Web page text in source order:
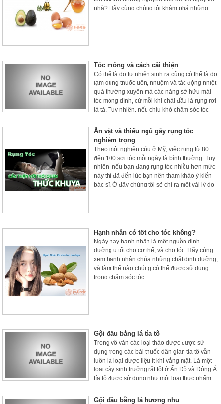
nhà? Hãy cùng chúng tôi khám phá những
Tóc mỏng và cách cải thiện
Có thể là do tự nhiên sinh ra cũng có thể là do
lạm dụng thuốc uốn, nhuộm và tác động nhiệt
quá thường xuyên mà các nàng sở hữu mái
tóc mỏng dính, cứ mỗi khi chải đầu là rụng rơi
lả tả. Tuy nhiên, nếu chịu khó chăm sóc tóc
nàng sẽ có được mái tóc chắc khỏe và dày
mượt hơn hẳn.
Ăn vặt và thiếu ngủ gây rụng tóc
nghiêm trọng
Theo một nghiên cứu ở Mỹ, việc rụng từ 80
đến 100 sợi tóc mỗi ngày là bình thường. Tuy
nhiên, nếu bạn đang rụng tóc nhiều hơn mức
này thì đã đến lúc bạn nên tham khảo ý kiến
bác sĩ. Ở đây chúng tôi sẽ chỉ ra một vài lý do
Hạnh nhân có tốt cho tóc không?
Ngày nay hạnh nhân là một nguồn dinh
dưỡng u tốt cho cơ thể, và cho tóc. Hãy cùng
xem hạnh nhân chứa những chất dinh dưỡng,
và làm thế nào chúng có thể được sử dụng
trong chăm sóc tóc.
Gội đầu bằng lá tía tô
Trong vô vàn các loại thảo dược được sử
dụng trong các bài thuốc dân gian tía tô vẫn
luôn là loại dược liệu ít khi vắng mặt. Là một
loại cây sinh trưởng rất tốt ở Ấn Độ và Đông Á
tía tô được sử dụng như một loại thực phẩm
Gội đầu bằng lá hương nhu